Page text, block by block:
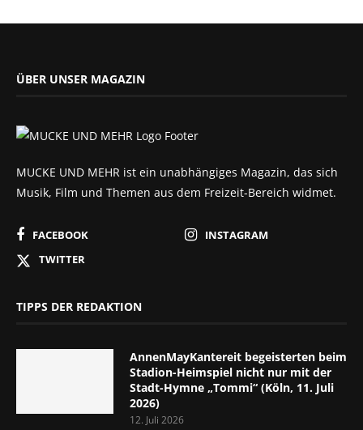
ÜBER UNSER MAGAZIN
MUCKE UND MEHR ist ein unabhängiges Magazin, das sich
Musik, Film und Themen aus dem Freizeit-Bereich widmet.
FACEBOOK
INSTAGRAM
TWITTER
TIPPS DER REDAKTION
AnnenMayKantereit begeisterten beim
Stadion-Heimspiel nicht nur mit der
Stadt-Hymne „Tommi“ (Köln, 11. Juli
2026)
12. Juli 2026